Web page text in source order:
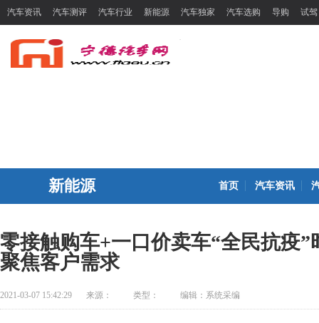
汽车资讯 汽车测评 汽车行业 新能源 汽车独家 汽车选购 导购 试驾
新能源 首页 汽车资讯
零接触购车+一口价卖车“全民抗疫”
聚焦客户需求
2021-03-07 15:42:29 来源： 类型： 编辑：系统采编